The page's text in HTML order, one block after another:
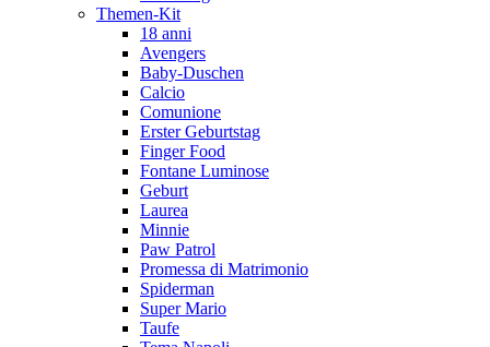
Themen-Kit
18 anni
Avengers
Baby-Duschen
Calcio
Comunione
Erster Geburtstag
Finger Food
Fontane Luminose
Geburt
Laurea
Minnie
Paw Patrol
Promessa di Matrimonio
Spiderman
Super Mario
Taufe